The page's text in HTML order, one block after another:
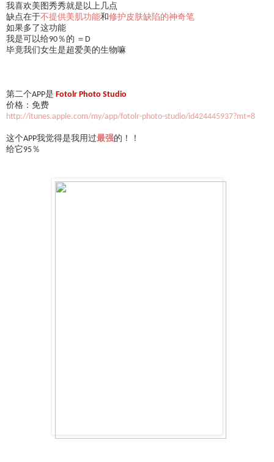
我喜欢美图秀秀就是以上几点
缺点在于不提供美肌功能和修护皮肤缺陷的神奇笔
如果多了这功能
我是可以给90％的 ＝D
毕竟我们女生是超爱美的生物嘛
第二个APP是 Fotolr Photo Studio
价格：免费
http://itunes.apple.com/my/app/fotolr-photo-studio/id424445937?mt=8
这个APP我觉得是我用过最强的！！
给它95％